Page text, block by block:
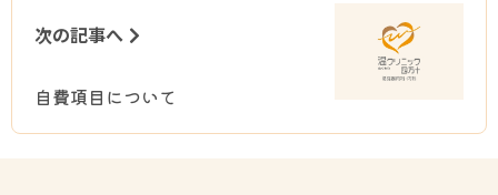
次の記事へ
自費項目について